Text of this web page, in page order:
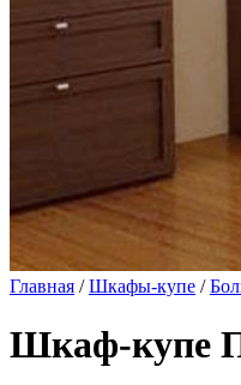
Главная /Шкафы-купе /
Шкаф-купе